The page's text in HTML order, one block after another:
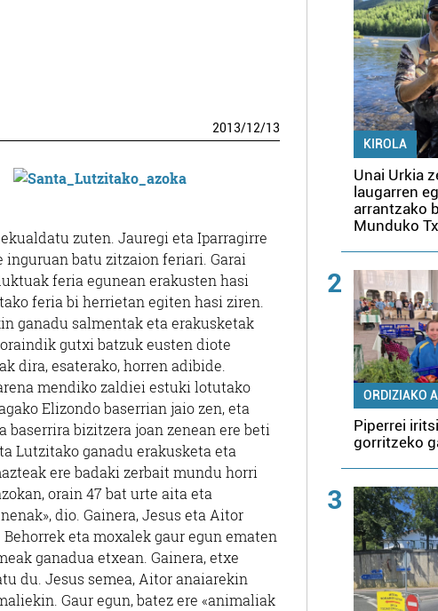
2013/12/13
zuten. Jauregi eta Iparragirre
inguruan batu zitzaion feriari. Garai
feria egunean erakusten hasi
feria bi herrietan egiten hasi ziren.
ganadu salmentak eta erakusketak
gutxi batzuk eusten diote
dira, esaterako, horren adibide.
mendiko zaldiei estuki lotutako
Elizondo baserrian jaio zen, eta
bizitzera joan zenean ere beti
Lutzitako ganadu erakusketa eta
ere badaki zerbait mundu horri
orain 47 bat urte aita eta
dio. Gainera, Jesus eta Aitor
eta moxalek gaur egun ematen
ganadua etxean. Gainera, etxe
du. Jesus semea, Aitor anaiarekin
Gaur egun, batez ere «animaliak
KIROLA
Unai Urkia
laugarren
arrantzako
Munduko
2
ORDIZIAKO
Piperrei
gorritzeko
3